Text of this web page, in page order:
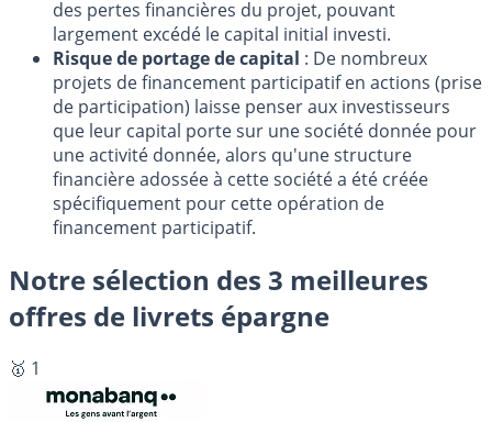
des pertes financières du projet, pouvant
largement excédé le capital initial investi.
Risque de portage de capital : De nombreux
projets de financement participatif en actions (prise
de participation) laisse penser aux investisseurs
que leur capital porte sur une société donnée pour
une activité donnée, alors qu'une structure
financière adossée à cette société a été créée
spécifiquement pour cette opération de
financement participatif.
Notre sélection des 3 meilleures
offres de livrets épargne
🥇 1